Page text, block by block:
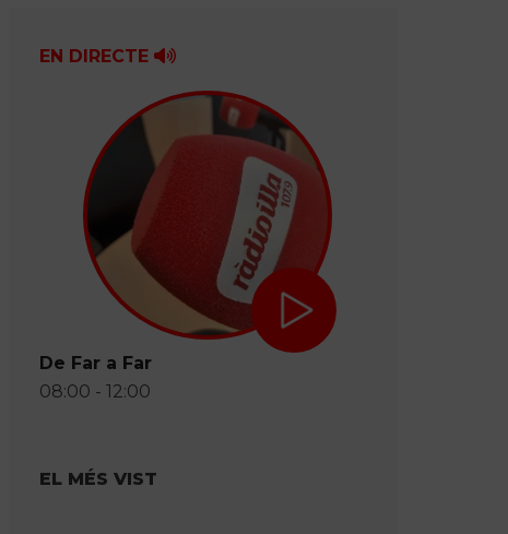
EN DIRECTE
De Far a Far
08:00 - 12:00
EL MÉS VIST